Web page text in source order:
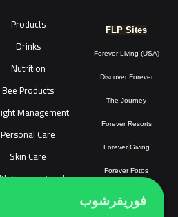
FLP Sites
Forever Living (USA)
Discover Forever
The Journey
Forever Resorts
Forever Giving
Forever Fotos
Products
Drinks
Nutrition
Bee Products
Management
Personal Care
Skin Care
Support Combo
فوريفرشوب